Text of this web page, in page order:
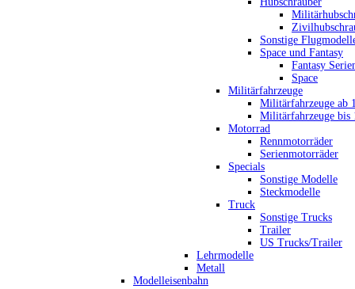
Sonstige
Space und Fantasy
Fantasy
Space
Militärfahrzeuge
Militärfahrzeuge ab
Militärfahrzeuge bis
Motorrad
Rennmotorräder
Serienmotorräder
Specials
Sonstige Modelle
Steckmodelle
Truck
Sonstige Trucks
Trailer
US Trucks/Trailer
Lehrmodelle
Metall
Modelleisenbahn